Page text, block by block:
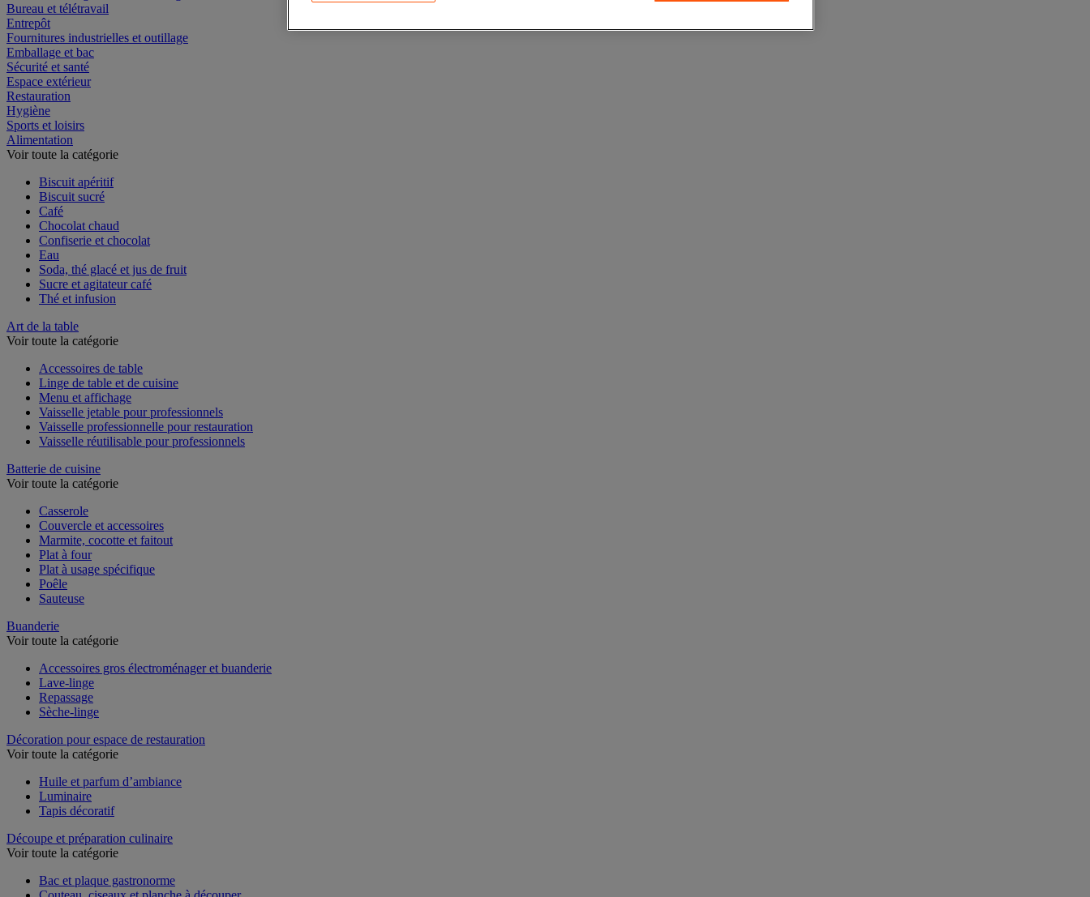
Bureau et télétravail
Entrepôt
Fournitures industrielles et outillage
Emballage et bac
Sécurité et santé
Espace extérieur
Restauration
Hygiène
Sports et loisirs
Alimentation
Biscuit apéritif
Biscuit sucré
Café
Chocolat chaud
Confiserie et chocolat
Eau
Soda, thé glacé et jus de fruit
Sucre et agitateur café
Art de la table
Accessoires de table
Linge de table et de cuisine
Menu et affichage
Vaisselle jetable pour professionnels
Vaisselle professionnelle pour restauration
Batterie de cuisine
Casserole
Couvercle et accessoires
Marmite, cocotte et faitout
Plat à four
Plat à usage spécifique
Poêle
Buanderie
Accessoires gros électroménager et buanderie
Lave-linge
Repassage
Décoration pour espace de restauration
Huile et parfum d’ambiance
Luminaire
Découpe et préparation culinaire
Bac et plaque gastronorme